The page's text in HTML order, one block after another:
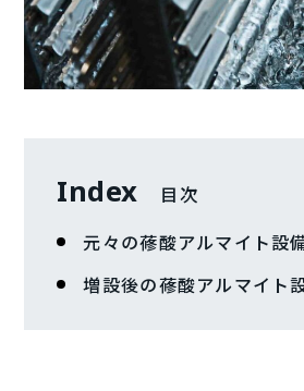
Index
目次
元々の蓚酸アルマイト設
増設後の蓚酸アルマイト